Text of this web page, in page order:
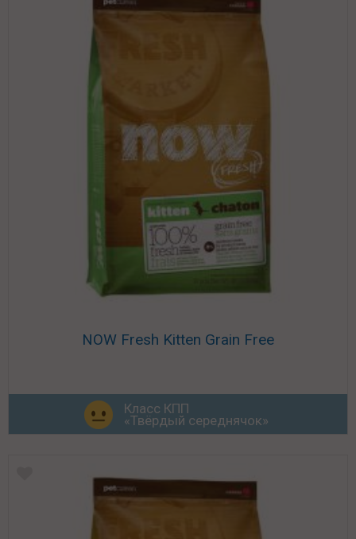
NOW Fresh Kitten Grain Free
Класс КПП
«Твёрдый середнячок»